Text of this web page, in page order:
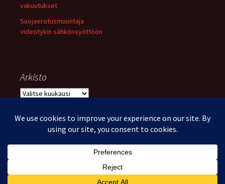
vakuutukset
Suojaerotusmuuntaja
videotykin sähkönsyöttöön
Arkisto
Arkisto